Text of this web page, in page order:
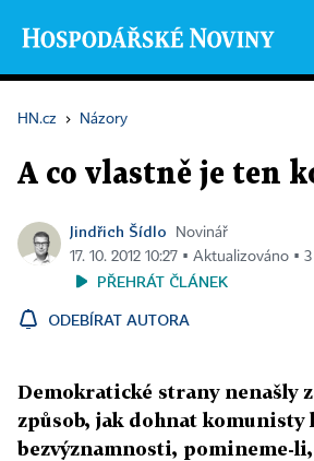
HN.cz › Názory
A co vlastně je ten
Jindřich Šídlo
Novinář
17. 10. 2012 10:27 ▪ Aktualizováno ▪
PŘEHRÁT ČLÁNEK
ODEBÍRAT AUTORA
Demokratické strany nenašly
způsob, jak dohnat komunisty
bezvýznamnosti, pomineme-